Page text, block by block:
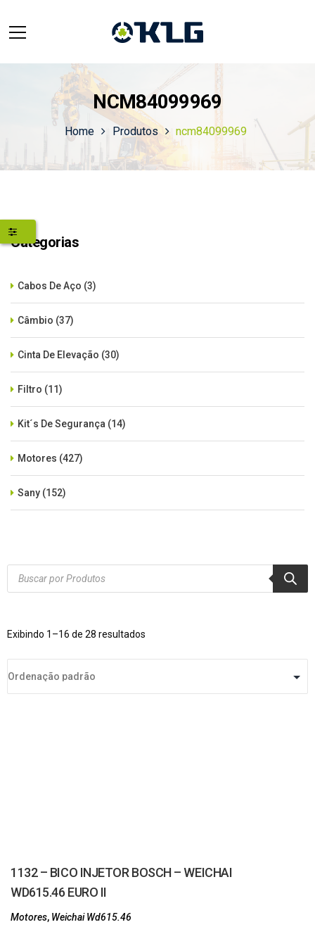
NCM84099969
Home Produtos ncm84099969
Categorias
Cabos De Aço (3)
Câmbio (37)
Cinta De Elevação (30)
Filtro (11)
Kit´s De Segurança (14)
Motores (427)
Sany (152)
Zoomlion(84)
Products
search
Exibindo 1–16 de 28 resultados
1132 – BICO INJETOR BOSCH – WEICHAI
WD615.46 EURO II
Motores, Weichai Wd615.46